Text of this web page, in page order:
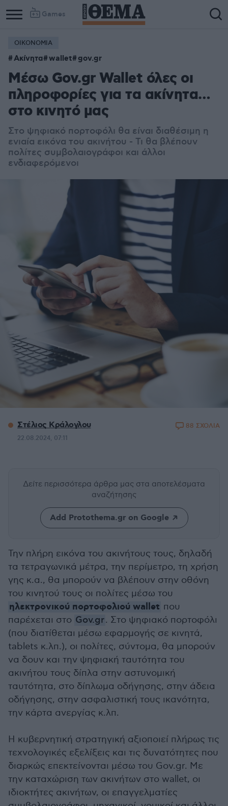
Games
ΟΙΚΟΝΟΜΙΑ
Ακίνητα wallet gov.gr
Μέσω Gov.gr Wallet όλες οι
πληροφορίες για τα ακίνητα…
στο κινητό μας
Στο ψηφιακό πορτοφόλι θα είναι διαθέσιμη η
ενιαία εικόνα του ακινήτου - Τι θα βλέπουν
πολίτες συμβολαιογράφοι και άλλοι
ενδιαφερόμενοι
Στέλιος Κράλογλου
22.08.2024, 07:11
88 ΣΧΟΛΙΑ
Δείτε περισσότερα άρθρα μας στα αποτελέσματα
αναζήτησης
Add Protothema.gr on Google
Την πλήρη εικόνα του ακινήτους τους, δηλαδή
τα τετραγωνικά μέτρα, την περίμετρο, τη χρήση
γης κ.α., θα μπορούν να βλέπουν στην οθόνη
του κινητού τους οι πολίτες μέσω του
ηλεκτρονικού πορτοφολιού wallet που
παρέχεται στο Gov.gr. Στο ψηφιακό πορτοφόλι
(που διατίθεται μέσω εφαρμογής σε κινητά,
tablets κ.λπ.), οι πολίτες, σύντομα, θα μπορούν
να δουν και την ψηφιακή ταυτότητα του
ακινήτου τους δίπλα στην αστυνομική
ταυτότητα, στο δίπλωμα οδήγησης, στην άδεια
οδήγησης, στην ασφαλιστική τους ικανότητα,
την κάρτα ανεργίας κ.λπ.
Η κυβερνητική στρατηγική αξιοποιεί πλήρως τις
τεχνολογικές εξελίξεις και τις δυνατότητες που
διαρκώς επεκτείνονται μέσω του Gov.gr. Με
την καταχώριση των ακινήτων στο wallet, οι
ιδιοκτήτες ακινήτων, οι επαγγελματίες